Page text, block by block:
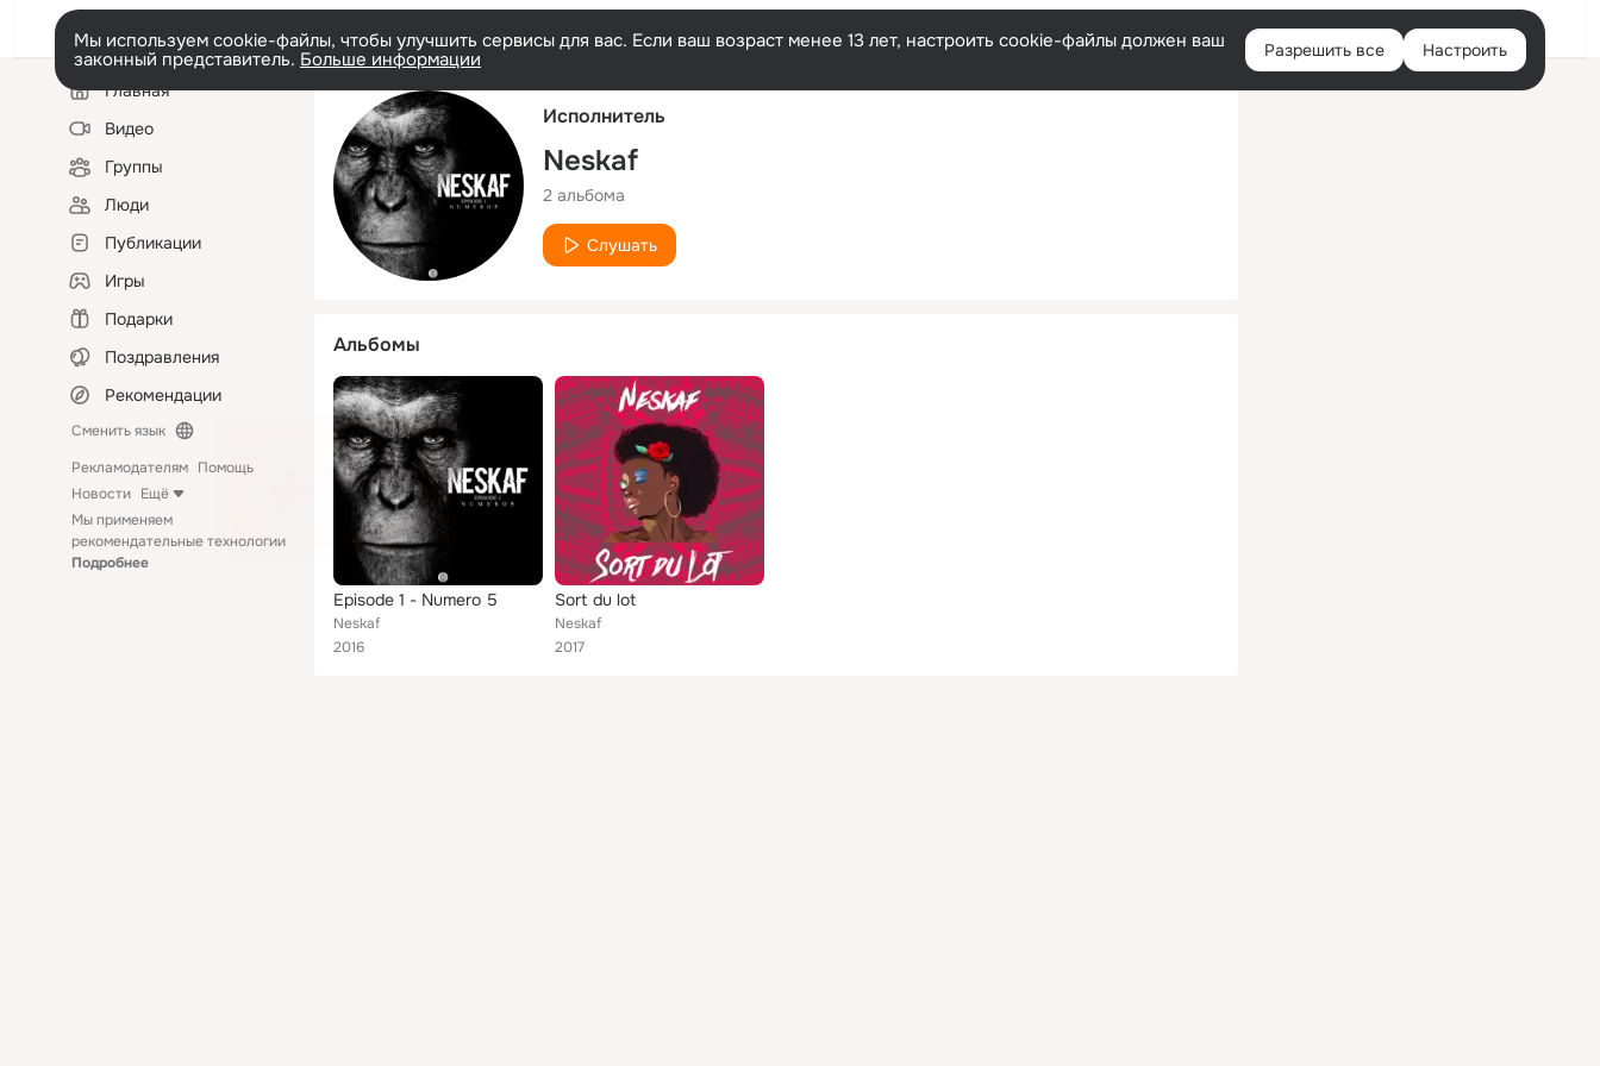
Русский Войти
Мы используем cookie-файлы, чтобы улучшить сервисы для вас. Если ваш возраст менее 13 лет, настроить cookie-файлы должен ваш
законный представитель. Больше информации Разрешить все Настроить
Левая
колонкаГлавная
Видео
Группы
Люди
Публикации
Игры
Подарки
Поздравления
Рекомендации
Сменить язык
Рекламодателям Помощь
Новости Ещё
Мы применяем
рекомендательные технологии
Подробнее
Исполнитель
Neskaf
2 альбома
Слушать
Альбомы
Episode 1 - Numero 5
Neskaf
2016
Sort du lot
Neskaf
2017